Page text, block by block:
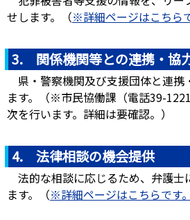
せします。（※詳細ページはこちらで
3. 関係機関等との連携・協
県・警察機関及び支援団体と連携
ます。（※市民協働課（電話39-
次を行います。詳細は要確認。）
4. 法律相談の機会提供
法的な相談に応じるため、弁護士
ます。（※詳細ページはこちらです。